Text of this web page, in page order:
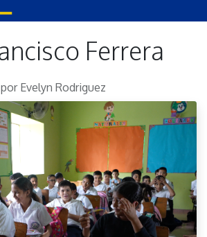
Ferrera
por Evelyn Rodriguez